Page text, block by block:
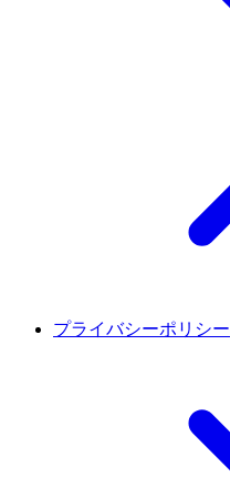
プライバシーポリシー